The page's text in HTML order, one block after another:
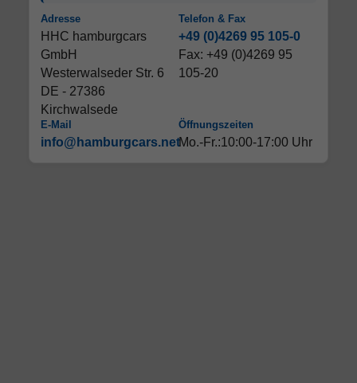
Adresse
HHC hamburgcars
GmbH
Westerwalseder Str. 6
DE - 27386
Kirchwalsede
Telefon & Fax
+49 (0)4269 95 105-0
Fax: +49 (0)4269 95
105-20
E-Mail
info@hamburgcars.net
Öffnungszeiten
Mo.-Fr.:10:00-17:00 Uhr